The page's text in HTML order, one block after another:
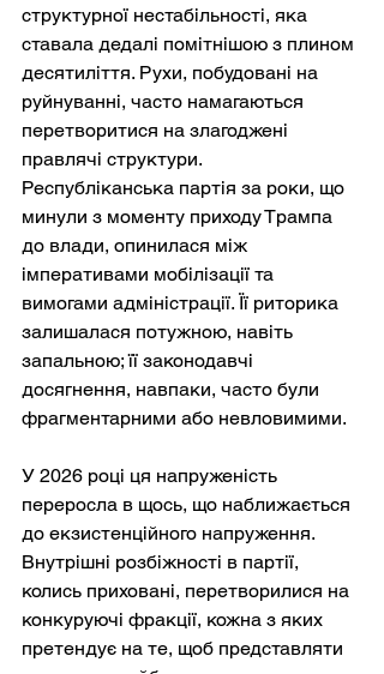
структурної нестабільності, яка
ставала дедалі помітнішою з плином
десятиліття. Рухи, побудовані на
руйнуванні, часто намагаються
перетворитися на злагоджені
правлячі структури.
Республіканська партія за роки, що
минули з моменту приходу Трампа
до влади, опинилася між
імперативами мобілізації та
вимогами адміністрації. Її риторика
залишалася потужною, навіть
запальною; її законодавчі
досягнення, навпаки, часто були
фрагментарними або невловимими.
У 2026 році ця напруженість
переросла в щось, що наближається
до екзистенційного напруження.
Внутрішні розбіжності в партії,
колись приховані, перетворилися на
конкуруючі фракції, кожна з яких
претендує на те, щоб представляти